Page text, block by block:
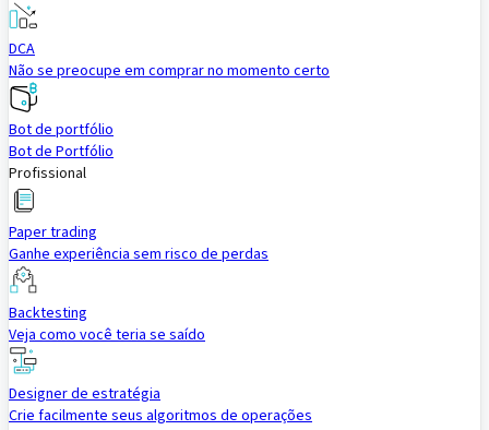
DCA
Não se preocupe em comprar no momento certo
Bot de portfólio
Bot de Portfólio
Profissional
Paper trading
Ganhe experiência sem risco de perdas
Backtesting
Veja como você teria se saído
Designer de estratégia
Crie facilmente seus algoritmos de operações